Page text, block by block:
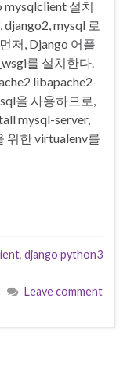
mysqlclient 설치
mysql 로
저, Django 어플
를 설치한다.
libapache2-
을 사용하므로,
mysql-server,
위한 virtualenv를
, django python3
Leave comment